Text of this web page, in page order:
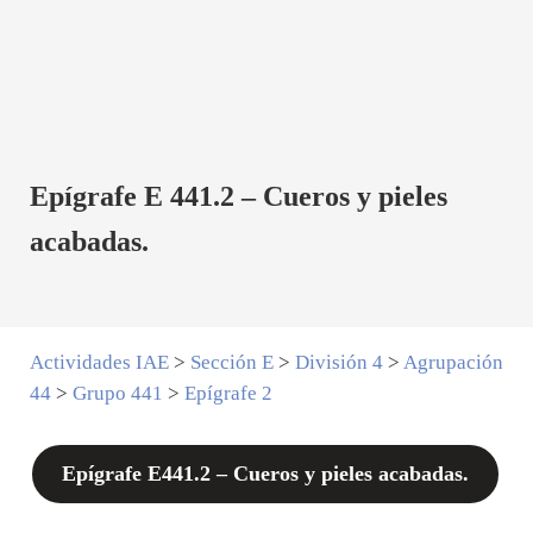
Epígrafe E 441.2 – Cueros y pieles
acabadas.
Actividades IAE> Sección E> División 4> Agrupación
44> Grupo 441 > Epígrafe 2
Epígrafe E441.2 – Cueros y pieles acabadas.